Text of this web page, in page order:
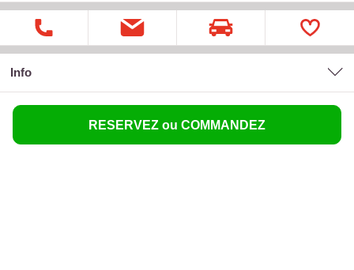
Info
RESERVEZ ou COMMANDEZ